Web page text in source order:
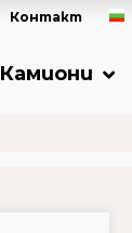
Контакт
Камиони